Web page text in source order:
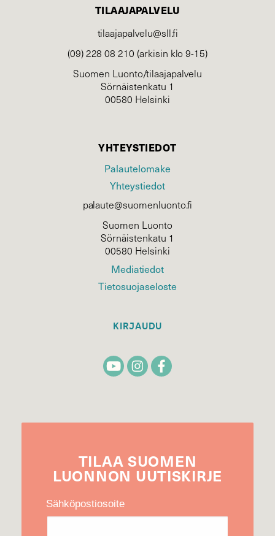
TILAAJAPALVELU
tilaajapalvelu@sll.fi
(09) 228 08 210 (arkisin klo 9-15)
Suomen Luonto/tilaajapalvelu
Sörnäistenkatu 1
00580 Helsinki
YHTEYSTIEDOT
Palautelomake
Yhteystiedot
palaute@suomenluonto.fi
Suomen Luonto
Sörnäistenkatu 1
00580 Helsinki
Mediatiedot
Tietosuojaseloste
KIRJAUDU
TILAA SUOMEN
LUONNON UUTIS­KIRJE
Sähköpostiosoite